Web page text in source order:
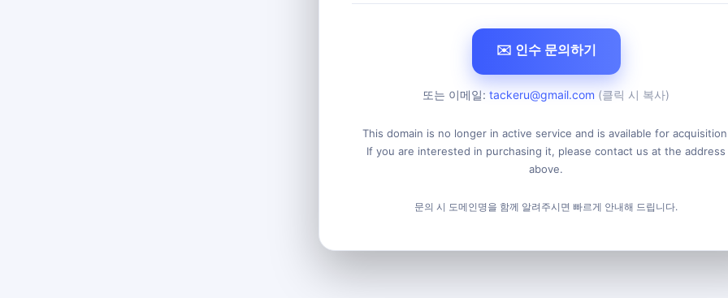
✉️ 인수 문의하기
또는 이메일: tackeru@gmail.com (클릭 시 복사)
This domain is no longer in active service and is available for
If you are interested in purchasing it, please contact us at the address
above.
문의 시 도메인명을 함께 알려주시면 빠르게 안내해 드립니다.